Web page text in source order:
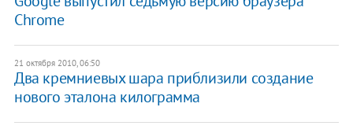
Chrome
21 октября 2010, 06:50
Два кремниевых шара приблизили создание
нового эталона килограмма